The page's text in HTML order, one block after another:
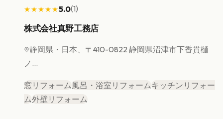
★★★★★
★★★★★5.0(1)
株式会社真野工務店
静岡県 ・日本、〒410-0822 静岡県沼津市下香貫樋
ノ...
窓リフォーム風呂・浴室リフォームキッチンリフォー
ム外壁リフォーム